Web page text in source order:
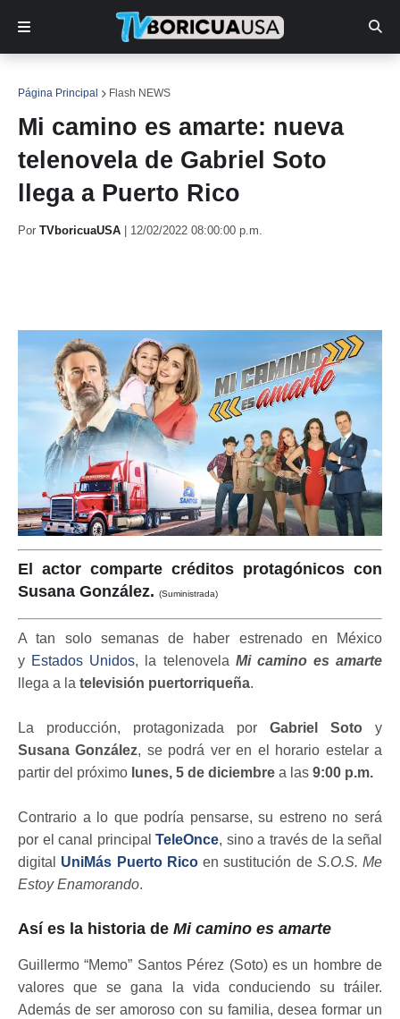
Página Principal Flash NEWS
Mi camino es amarte: nueva
telenovela de Gabriel Soto
llega a Puerto Rico
Por TVboricuaUSA 12/02/2022 08:00:00 p.m.
El actor comparte créditos protagónicos con
Susana González. (Suministrada)
A tan solo semanas de haber estrenado en México
y Estados Unidos, la telenovela Mi camino es amarte
llega a la televisión puertorriqueña.
La producción, protagonizada por Gabriel Soto y
Susana González, se podrá ver en el horario estelar a
partir del próximo lunes, 5 de diciembre a las 9:00 p.m.
Contrario a lo que podría pensarse, su estreno no será
por el canal principal TeleOnce, sino a través de la señal
digital UniMás Puerto Ricoen sustitución de S.O.S. Me
Estoy Enamorando.
Así es la historia de Mi camino es amarte
Guillermo “Memo” Santos Pérez (Soto) es un hombre de
valores que se gana la vida conduciendo su tráiler.
Además de ser amoroso con su familia, desea formar un